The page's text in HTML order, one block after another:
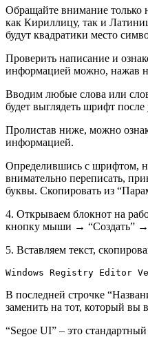
Обращайте внимание
как Кириллицу, так и
будут квадратики место
Проверить написание и
информацией можно, нажав
Вводим любые слова или
будет выглядеть шрифт после
Пролистав ниже, можно
информацией.
Определившись с шрифтом,
внимательно переписать,
буквы. Скопировать из
4. Открываем блокнот на
кнопку мыши → “Создать” →
5. Вставляем текст,
Windows Registry Editor
В последней строчке
заменить на тот, который вы
“Segoe UI” – это